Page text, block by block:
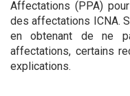
Affectations (PPA)
des affectations ICNA.
en obtenant de ne
affectations, certains
explications.